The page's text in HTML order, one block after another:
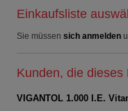
Einkaufsliste
Sie müssen sich anmelden
Kunden, die
VIGANTOL 1.000 I.E.